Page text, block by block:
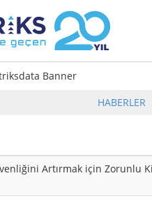
HABERLER
Artırmak için Zorunlu